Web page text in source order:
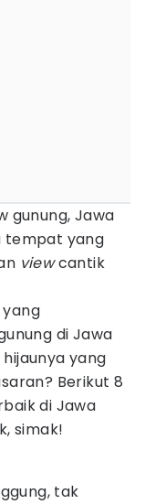
gunung, Jawa
tempat yang
viewcantik
di Jawa
yang
Berikut 8
di Jawa
simak!
tak